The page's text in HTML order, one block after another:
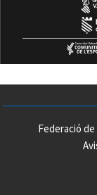
Federació